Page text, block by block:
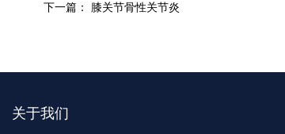
下一篇： 膝关节骨性关节炎
关于我们